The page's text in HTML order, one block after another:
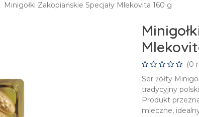
Minigołki Zakopiańskie Specjały Mlekovita 160 g
(0
Ser żółty
tradycyjny
Produkt
mleczne,